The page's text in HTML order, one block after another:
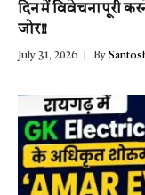
दिन में विवेचना पूरी
जोर!!
July 31, 2026 By